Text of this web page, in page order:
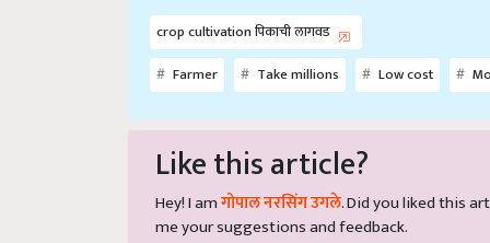
crop cultivation पिकाची लागवड
Farmer
Take millions Low cost
Like this article?
Hey! I amगोपाल नरसिंग उगले. Did you liked this
me your suggestions and feedback.